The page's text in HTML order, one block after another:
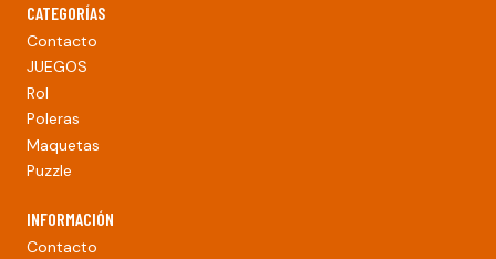
CATEGORÍAS
Contacto
JUEGOS
Rol
Poleras
Maquetas
Puzzle
INFORMACIÓN
Contacto